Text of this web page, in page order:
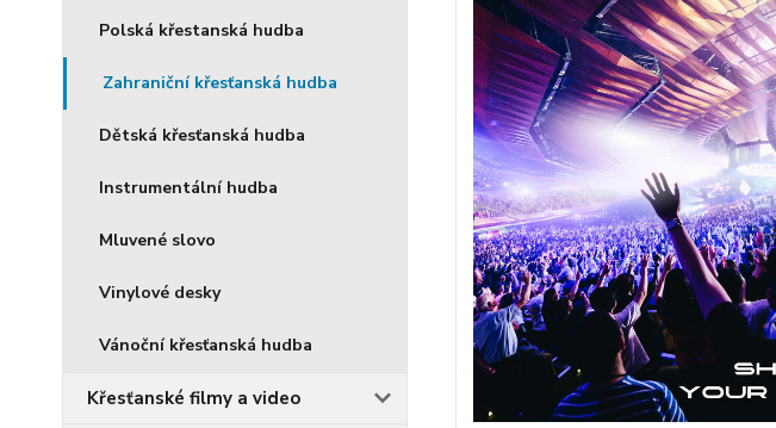
Polská křestanská hudba
Zahraniční křesťanská hudba
Dětská křesťanská hudba
Instrumentální hudba
Mluvené slovo
Vinylové desky
Vánoční křesťanská hudba
Křesťanské filmy a video